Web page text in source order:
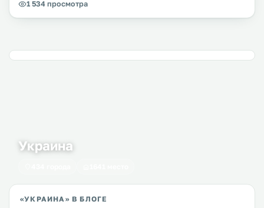
1 534 просмотра
Украина
«УКРАИНА» В БЛОГЕ